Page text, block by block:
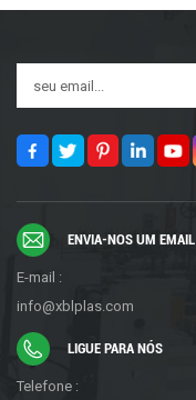
ENVIA-NOS UM EMAIL
E-mail :
info@xblplas.com
LIGUE PARA NÓS
Telefone :